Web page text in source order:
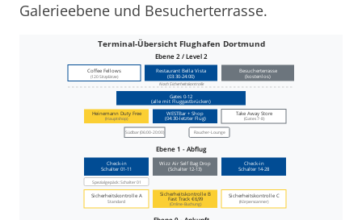
Galerieebene und Besucherterrasse.